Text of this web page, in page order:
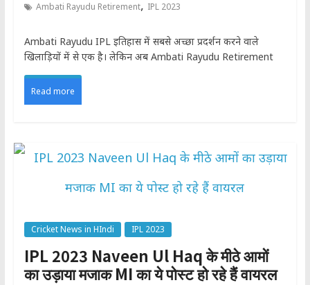
Ambati Rayudu Retirement, IPL 2023
Ambati Rayudu IPL इतिहास में सबसे अच्छा प्रदर्शन करने वाले
खिलाड़ियों में से एक है। लेकिन अब Ambati Rayudu Retirement
Read more
Cricket News in HIndi IPL 2023
IPL 2023 Naveen Ul Haq के मीठे आमों
का उड़ाया मजाक MI का ये पोस्ट हो रहे हैं वायरल